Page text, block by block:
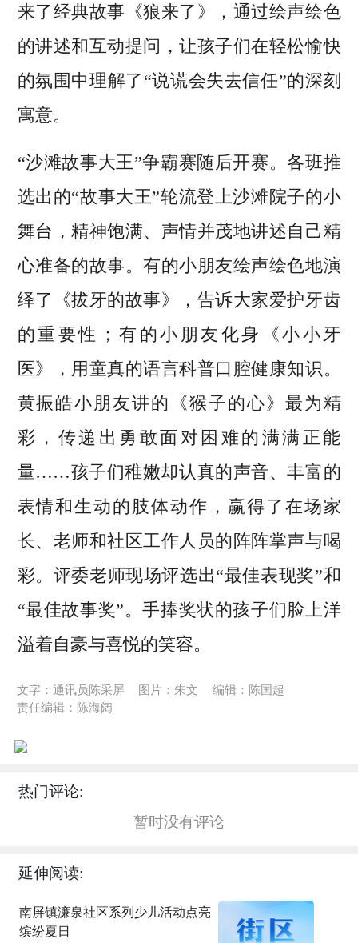
来了经典故事《狼来了》，通过绘声绘色
的讲述和互动提问，让孩子们在轻松愉快
的氛围中理解了“说谎会失去信任”的深刻
寓意。
“沙滩故事大王”争霸赛随后开赛。各班推
选出的“故事大王”轮流登上沙滩院子的小
舞台，精神饱满、声情并茂地讲述自己精
心准备的故事。有的小朋友绘声绘色地演
绎了《拔牙的故事》，告诉大家爱护牙齿
的重要性；有的小朋友化身《小小牙
医》，用童真的语言科普口腔健康知识。
黄振皓小朋友讲的《猴子的心》最为精
彩，传递出勇敢面对困难的满满正能
量……孩子们稚嫩却认真的声音、丰富的
表情和生动的肢体动作，赢得了在场家
长、老师和社区工作人员的阵阵掌声与喝
彩。评委老师现场评选出“最佳表现奖”和
“最佳故事奖”。手捧奖状的孩子们脸上洋
溢着自豪与喜悦的笑容。
文字：通讯员陈采屏 图片：朱文
编辑：陈国超
责任编辑：陈海阔
热门评论:
暂时没有评论
延伸阅读:
南屏镇濂泉社区系列少儿活动点亮
缤纷夏日